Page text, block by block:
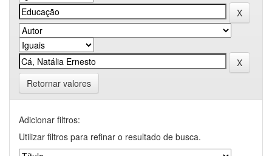
Retornar valores
Adicionar filtros:
Utilizar filtros para refinar o resultado de busca.